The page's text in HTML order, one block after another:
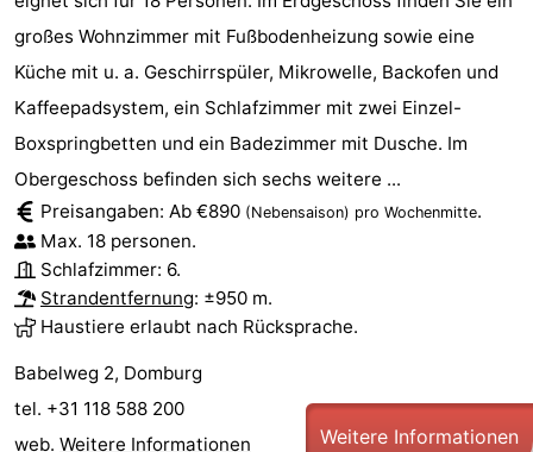
großes Wohnzimmer mit Fußbodenheizung sowie eine
Küche mit u. a. Geschirrspüler, Mikrowelle, Backofen und
Kaffeepadsystem, ein Schlafzimmer mit zwei Einzel-
Boxspringbetten und ein Badezimmer mit Dusche. Im
Obergeschoss befinden sich sechs weitere ...
Preisangaben: Ab €890 (Nebensaison) pro Wochenmitte.
Max. 18 personen.
Schlafzimmer: 6.
Strandentfernung: ±950 m.
Haustiere erlaubt nach Rücksprache.
Babelweg 2, Domburg
tel. +31 118 588 200
web. Weitere Informationen Weitere Informationen